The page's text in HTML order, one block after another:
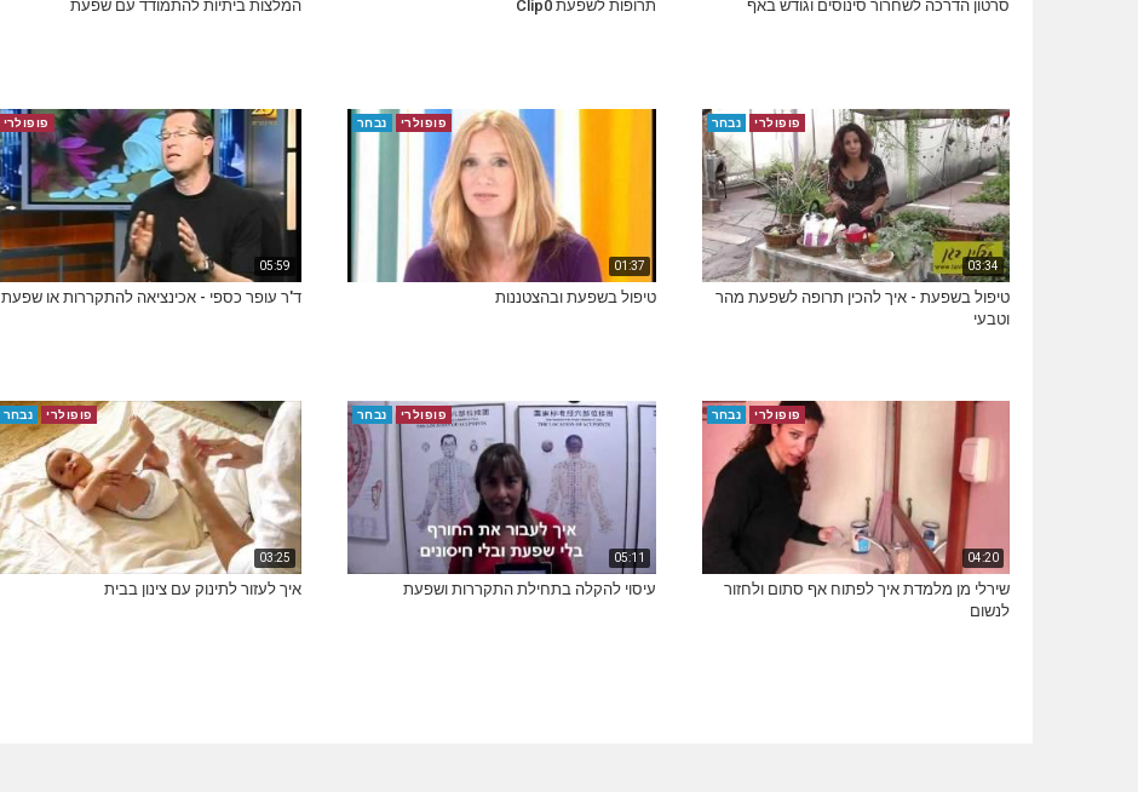
סרטון הדרכה לשחרור סינוסים וגודש באף תרופות לשפעת Clip0 המלצות ביתיות להתמודד עם שפעת
03:34
פופולרי נבחר
טיפול בשפעת - איך להכין תרופה לשפעת מהר
וטבעי
01:37
פופולרי נבחר
טיפול בשפעת ובהצטננות
05:59
פופולרי
ד'ר עופר כספי - אכינציאה להתקררות או שפעת
04:20
פופולרי נבחר
שירלי מן מלמדת איך לפתוח אף סתום ולחזור
לנשום
05:11
פופולרי נבחר
עיסוי להקלה בתחילת התקררות ושפעת
03:25
פופולרי נבחר
איך לעזור לתינוק עם צינון בבית